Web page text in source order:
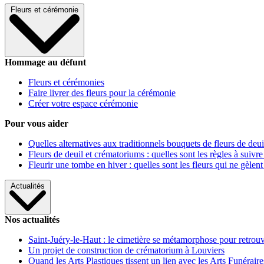
Fleurs et cérémonie
Hommage au défunt
Fleurs et cérémonies
Faire livrer des fleurs pour la cérémonie
Créer votre espace cérémonie
Pour vous aider
Quelles alternatives aux traditionnels bouquets de fleurs de
Fleurs de deuil et crématoriums : quelles sont les règles à
Fleurir une tombe en hiver : quelles sont les fleurs qui ne gèlent
Actualités
Nos actualités
Saint-Juéry-le-Haut : le cimetière se métamorphose pour
Un projet de construction de crématorium à Louviers
Quand les Arts Plastiques tissent un lien avec les Arts